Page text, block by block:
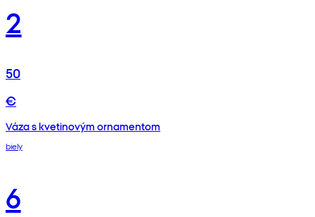
2
50
€
Váza s kvetinovým ornamentom
biely
6